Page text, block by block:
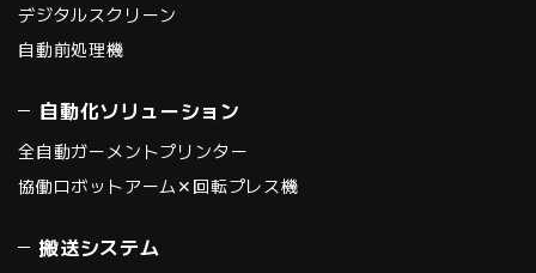
デジタルスクリーン
自動前処理機
自動化ソリューション
全自動ガーメントプリンター
協働ロボットアーム✕回転プレス機
搬送システム